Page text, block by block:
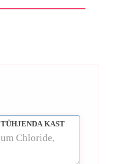
TÜHJENDA KAST